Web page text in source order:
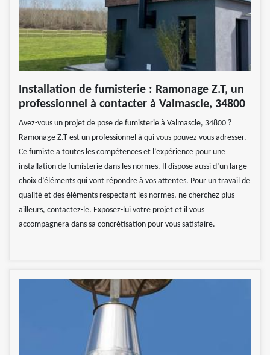
Installation de fumisterie : Ramonage Z.T, un
professionnel à contacter à Valmascle, 34800
Avez-vous un projet de pose de fumisterie à Valmascle, 34800 ?
Ramonage Z.T est un professionnel à qui vous pouvez vous adresser.
Ce fumiste a toutes les compétences et l’expérience pour une
installation de fumisterie dans les normes. Il dispose aussi d’un large
choix d’éléments qui vont répondre à vos attentes. Pour un travail de
qualité et des éléments respectant les normes, ne cherchez plus
ailleurs, contactez-le. Exposez-lui votre projet et il vous
accompagnera dans sa concrétisation pour vous satisfaire.